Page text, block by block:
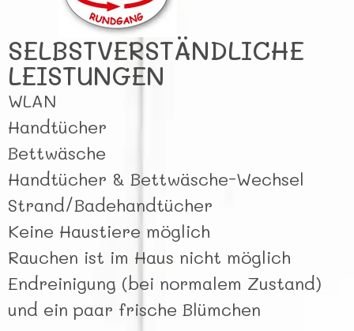
SELBSTVERSTÄNDLICHE
LEISTUNGEN
WLAN
Handtücher
Bettwäsche
Handtücher & Bettwäsche-Wechsel
Strand/Badehandtücher
Keine Haustiere möglich
Rauchen ist im Haus nicht möglich
Endreinigung (bei normalem Zustand)
und ein paar frische Blümchen